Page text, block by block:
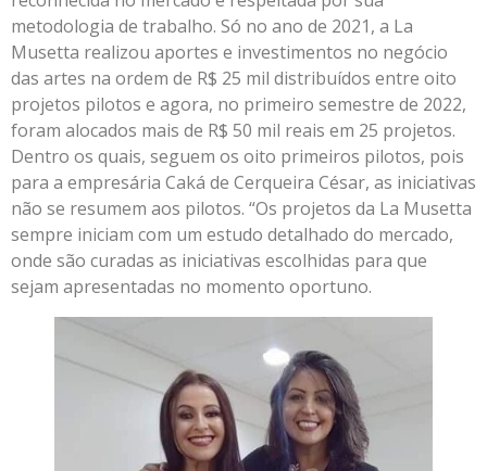
metodologia de trabalho. Só no ano de 2021, a La
Musetta realizou aportes e investimentos no negócio
das artes na ordem de R$ 25 mil distribuídos entre oito
projetos pilotos e agora, no primeiro semestre de 2022,
foram alocados mais de R$ 50 mil reais em 25 projetos.
Dentro os quais, seguem os oito primeiros pilotos, pois
para a empresária Caká de Cerqueira César, as iniciativas
não se resumem aos pilotos. “Os projetos da La Musetta
sempre iniciam com um estudo detalhado do mercado,
onde são curadas as iniciativas escolhidas para que
sejam apresentadas no momento oportuno.